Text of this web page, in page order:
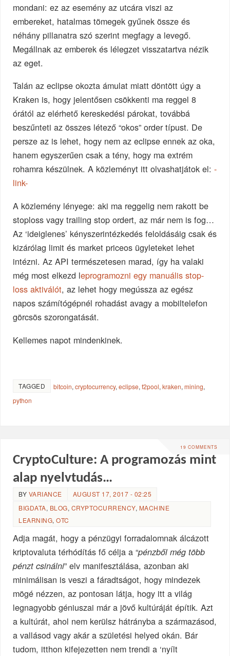
mondani: ez az esemény az utcára viszi az
embereket, hatalmas tömegek gyűnek össze és
néhány pillanatra szó szerint megfagy a levegő.
Megállnak az emberek és lélegzet visszatartva nézik
az eget.
Talán az eclipse okozta ámulat miatt döntött úgy a
Kraken is, hogy jelentősen csökkenti ma reggel 8
órától az elérhető kereskedési párokat, továbbá
beszűnteti az összes létező “okos” order típust. De
persze az is lehet, hogy nem az eclipse ennek az oka,
hanem egyszerűen csak a tény, hogy ma extrém
rohamra készülnek. A közleményt itt olvashatjátok el:-
link-
A közlemény lényege: aki ma reggelig nem rakott be
stoploss vagy trailing stop ordert, az már nem is fog…
Az ‘ideiglenes’ kényszerintézkedés feloldásáig csak és
kizárólag limit és market priceos ügyleteket lehet
intézni. Az API természetesen marad, így ha valaki
még most elkezd leprogramozni egy manuális stop-
loss aktiválót, az lehet hogy megússza az egész
napos számítógépnél rohadást avagy a mobiltelefon
görcsös szorongatását.
Kellemes napot mindenkinek.
TAGGED bitcoin,cryptocurrency,eclipse,f2pool,kraken,mining,
python
19 COMMENTS
CryptoCulture: A programozás mint
alap nyelvtudás…
BY VARIANCE
AUGUST 17, 2017 - 02:25
BIGDATA, BLOG, CRYPTOCURRENCY, MACHINE
LEARNING,OTC
Adja magát, hogy a pénzügyi forradalomnak álcázott
kriptovaluta térhódítás fő célja a “pénzből még több
pénzt csinálni” elv manifesztálása, azonban aki
minimálisan is veszi a fáradtságot, hogy mindezek
mögé nézzen, az pontosan látja, hogy itt a világ
legnagyobb géniuszai már a jövő kultúráját építik. Azt
a kultúrát, ahol nem kerülsz hátrányba a származásod,
a vallásod vagy akár a születési helyed okán. Bár
tudom, itthon kifejezetten nem trendi a ‘nyílt